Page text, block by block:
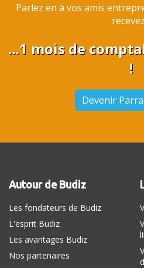
Parlez en à vos amis
...1 mois de
!
Devenir
Autour de Budiz
Les fondateurs de Budiz
L'esprit Budiz
Les avantages Budiz
Nos partenaires